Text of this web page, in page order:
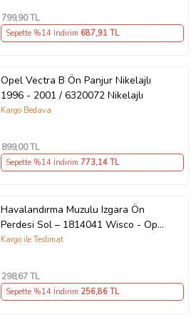
799,90 TL
Sepette %14 İndirim 687,91 TL
Opel Vectra B Ön Panjur Nikelajlı
1996 - 2001 / 6320072 Nikelajlı
Kargo Bedava
899,00 TL
Sepette %14 İndirim 773,14 TL
Havalandırma Muzulu Izgara Ön
Perdesi Sol – 1814041 Wisco - Opel
Astra J 11 Ve Sonrası Uyumlu
Kargo ile Teslimat
298,67 TL
Sepette %14 İndirim 256,86 TL